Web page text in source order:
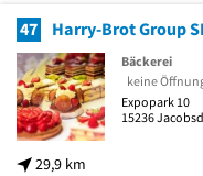
47
29,9 km
Bäckerei
keine
Expopark 10
15236